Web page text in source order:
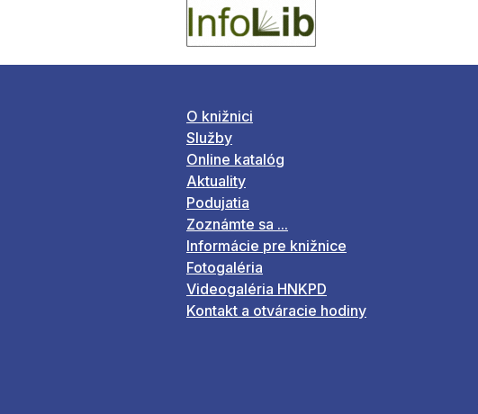
O knižnici
Služby
Online katalóg
Aktuality
Podujatia
Zoznámte sa ...
Informácie pre knižnice
Fotogaléria
Videogaléria HNKPD
Kontakt a otváracie hodiny